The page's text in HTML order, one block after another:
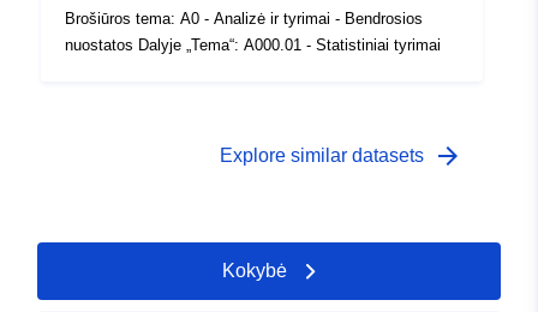
Brošiūros tema: A0 - Analizė ir tyrimai - Bendrosios
nuostatos Dalyje „Tema“: A000.01 - Statistiniai tyrimai
Explore similar datasets arrow_forward
Kokybė